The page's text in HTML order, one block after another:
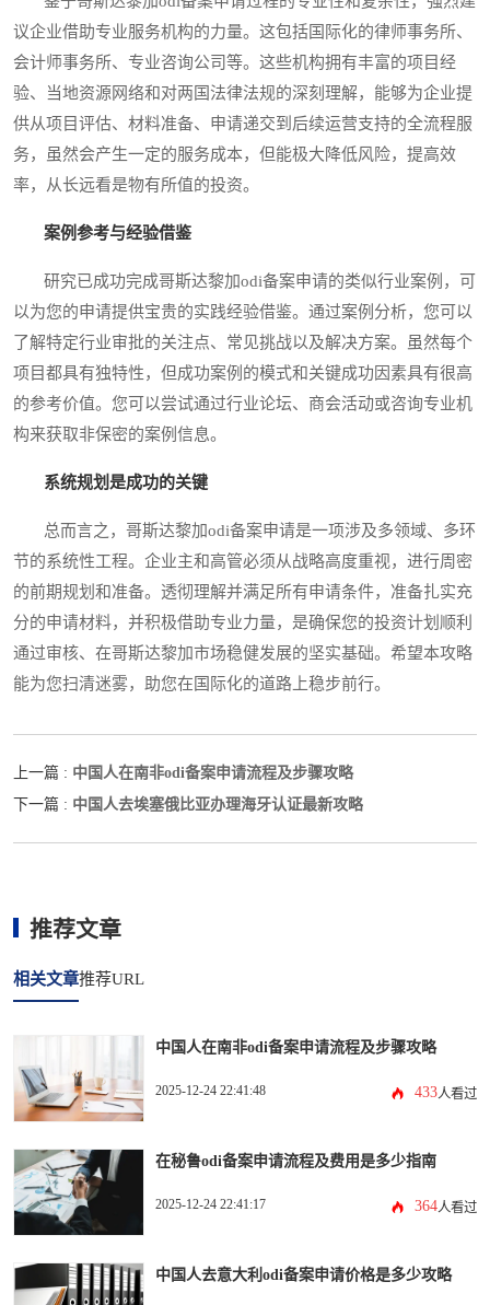
议企业借助专业服务机构的力量。这包括国际化的律师事务所、
会计师事务所、专业咨询公司等。这些机构拥有丰富的项目经
验、当地资源网络和对两国法律法规的深刻理解，能够为企业提
供从项目评估、材料准备、申请递交到后续运营支持的全流程服
务，虽然会产生一定的服务成本，但能极大降低风险，提高效
率，从长远看是物有所值的投资。
案例参考与经验借鉴
研究已成功完成哥斯达黎加odi备案申请的类似行业案例，可
以为您的申请提供宝贵的实践经验借鉴。通过案例分析，您可以
了解特定行业审批的关注点、常见挑战以及解决方案。虽然每个
项目都具有独特性，但成功案例的模式和关键成功因素具有很高
的参考价值。您可以尝试通过行业论坛、商会活动或咨询专业机
构来获取非保密的案例信息。
系统规划是成功的关键
总而言之，哥斯达黎加odi备案申请是一项涉及多领域、多环
节的系统性工程。企业主和高管必须从战略高度重视，进行周密
的前期规划和准备。透彻理解并满足所有申请条件，准备扎实充
分的申请材料，并积极借助专业力量，是确保您的投资计划顺利
通过审核、在哥斯达黎加市场稳健发展的坚实基础。希望本攻略
能为您扫清迷雾，助您在国际化的道路上稳步前行。
上一篇 : 中国人在南非odi备案申请流程及步骤攻略
下一篇 : 中国人去埃塞俄比亚办理海牙认证最新攻略
推荐文章
相关文章推荐URL
中国人在南非odi备案申请流程及步骤攻略
2025-12-24 22:41:48 433人看过
在秘鲁odi备案申请流程及费用是多少指南
2025-12-24 22:41:17 364人看过
中国人去意大利odi备案申请价格是多少攻略